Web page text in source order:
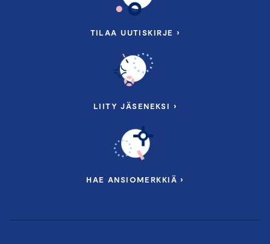
TILAA UUTISKIRJE ›
LIITY JÄSENEKSI ›
HAE ANSIOMERKKIÄ ›